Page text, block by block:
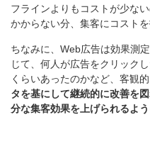
フラインよりもコストが少な
かからない分、集客にコスト
ちなみに、Web広告は効果測
じて、何人が広告をクリック
くらいあったのかなど、客観
タを基にして継続的に改善を
分な集客効果を上げられるよう